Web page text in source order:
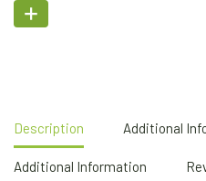
Description Additional
Additional Information